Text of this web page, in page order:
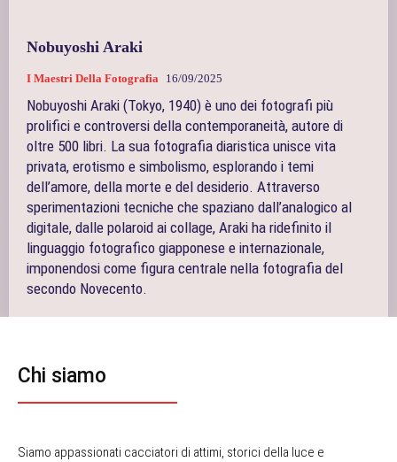
Nobuyoshi Araki
I Maestri Della Fotografia 16/09/2025
Nobuyoshi Araki (Tokyo, 1940) è uno dei fotografi più
prolifici e controversi della contemporaneità, autore di
oltre 500 libri. La sua fotografia diaristica unisce vita
privata, erotismo e simbolismo, esplorando i temi
dell’amore, della morte e del desiderio. Attraverso
sperimentazioni tecniche che spaziano dall’analogico al
digitale, dalle polaroid ai collage, Araki ha ridefinito il
linguaggio fotografico giapponese e internazionale,
imponendosi come figura centrale nella fotografia del
secondo Novecento.
Chi siamo
Siamo appassionati cacciatori di attimi, storici della luce e